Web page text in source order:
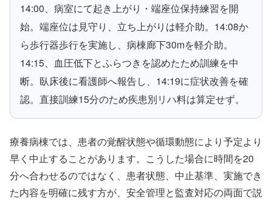
14:00、病室にて起き上がり・端座位保持練習を開
始。端座位は見守り、立ち上がりは軽介助。14:08か
ら歩行器歩行を実施し、病棟廊下30mを軽介助。
14:15、血圧低下とふらつきを認めたため訓練を中
断。臥床後に看護師へ報告し、14:19に症状改善を確
認。直接訓練15分のため疾患別リハ料は算定せず。
療養病棟では、患者の覚醒状態や循環動態により予定より
早く中止することがあります。こうした場合に時間を20
分へ合わせるのではなく、患者状態、中止基準、実施でき
た内容を明確に残す方が、安全管理と監査対応の両面で説